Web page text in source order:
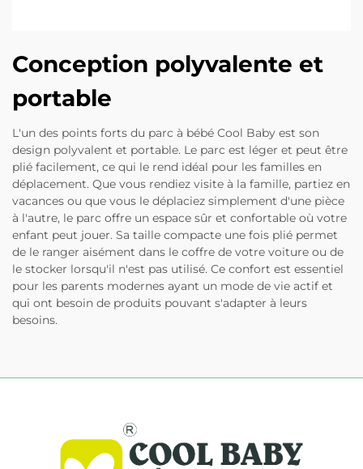
Conception polyvalente et
portable
L'un des points forts du parc à bébé Cool Baby est son
design polyvalent et portable. Le parc est léger et peut être
plié facilement, ce qui le rend idéal pour les familles en
déplacement. Que vous rendiez visite à la famille, partiez en
vacances ou que vous le déplaciez simplement d'une pièce
à l'autre, le parc offre un espace sûr et confortable où votre
enfant peut jouer. Sa taille compacte une fois plié permet
de le ranger aisément dans le coffre de votre voiture ou de
le stocker lorsqu'il n'est pas utilisé. Ce confort est essentiel
pour les parents modernes ayant un mode de vie actif et
qui ont besoin de produits pouvant s'adapter à leurs
besoins.